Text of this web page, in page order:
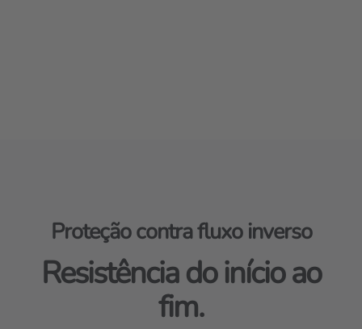
Proteção contra fluxo inverso
Resistência do início ao
fim.